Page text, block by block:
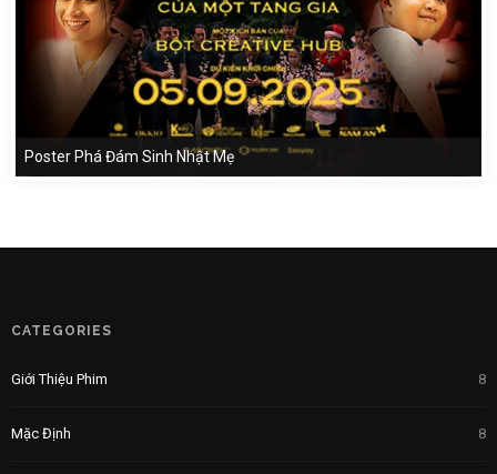
Poster Phá Đám Sinh Nhật Mẹ
CATEGORIES
Giới Thiệu Phim 8
Mặc Định 8